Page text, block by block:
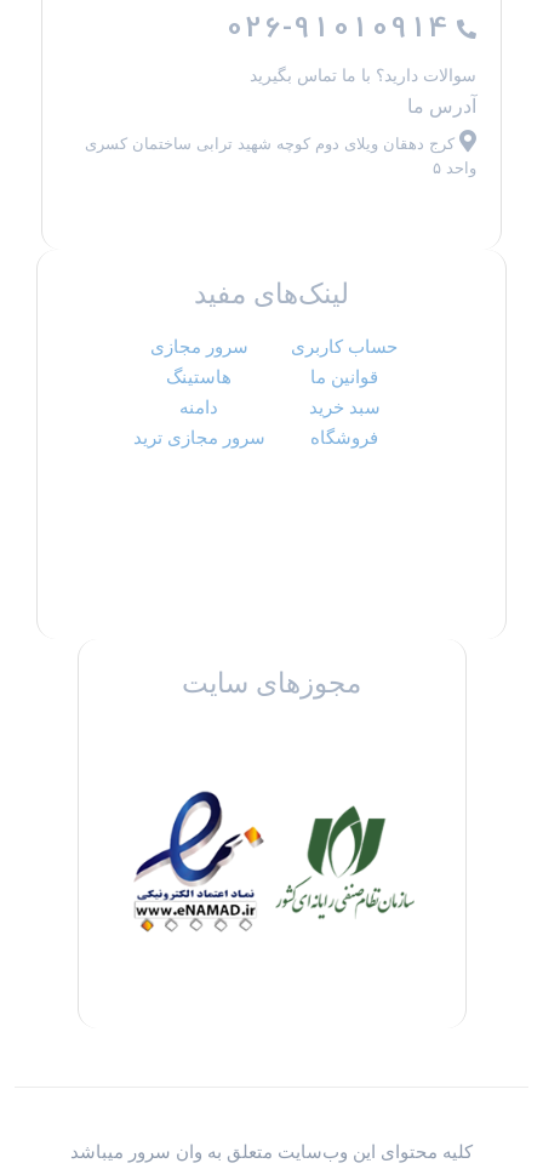
026-91010914
سوالات دارید؟ با ما تماس بگیرید
آدرس ما
کرج دهقان ویلای دوم کوچه شهید ترابی ساختمان کسری
واحد ۵
لینک‌های مفید
حساب کاربری
قوانین ما
سبد خرید
فروشگاه
سرور مجازی
هاستینگ
دامنه
سرور مجازی ترید
مجوزهای سایت
کلیه محتوای این وب‌سایت متعلق به وان سرور میباشد